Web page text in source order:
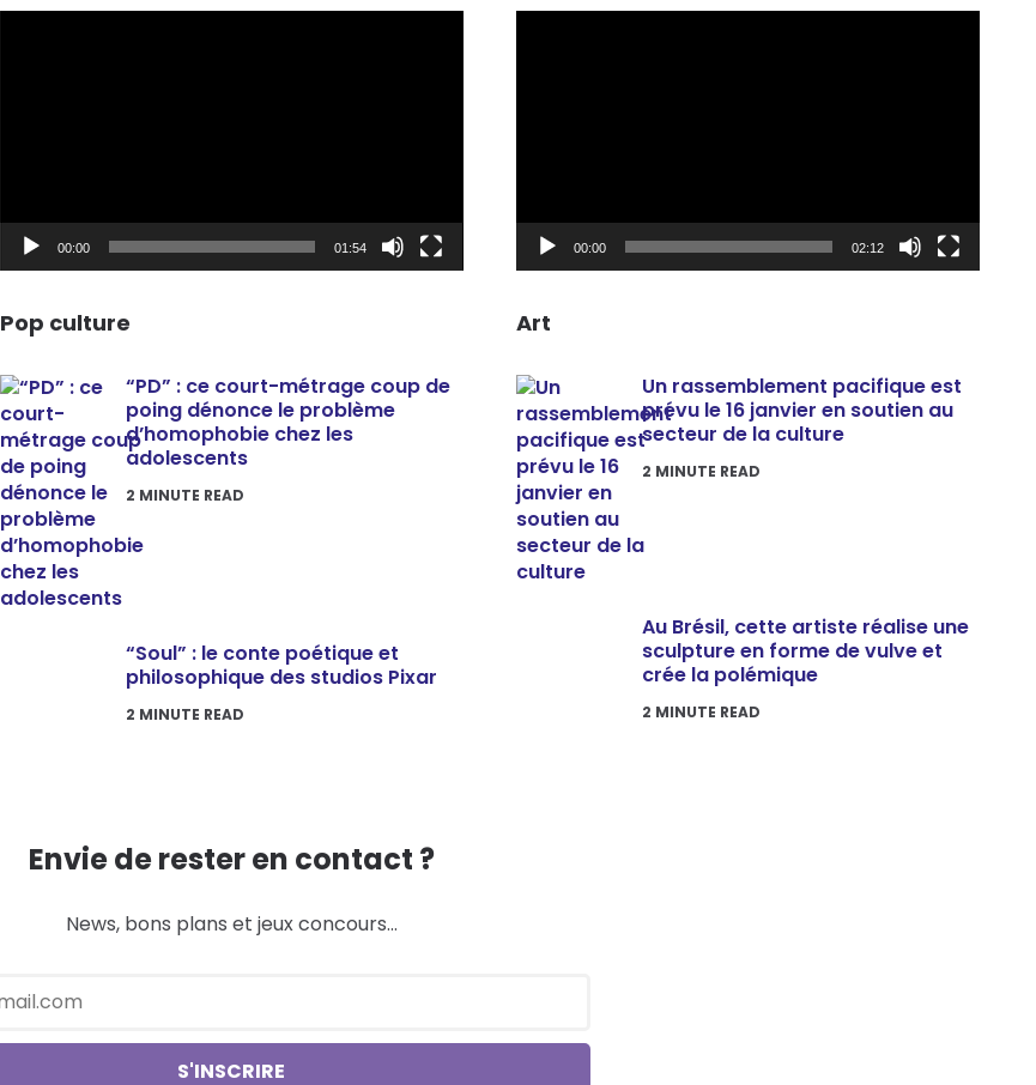
00:00 01:54
Pop culture
“PD” : ce court-métrage coup de
poing dénonce le problème
d’homophobie chez les
adolescents
2 MINUTE READ
“Soul” : le conte poétique et
philosophique des studios Pixar
2 MINUTE READ
00:00 02:12
Art
Un rassemblement pacifique est
prévu le 16 janvier en soutien au
secteur de la culture
2 MINUTE READ
Au Brésil, cette artiste réalise une
sculpture en forme de vulve et
crée la polémique
2 MINUTE READ
Envie de rester en contact ?
News, bons plans et jeux concours...